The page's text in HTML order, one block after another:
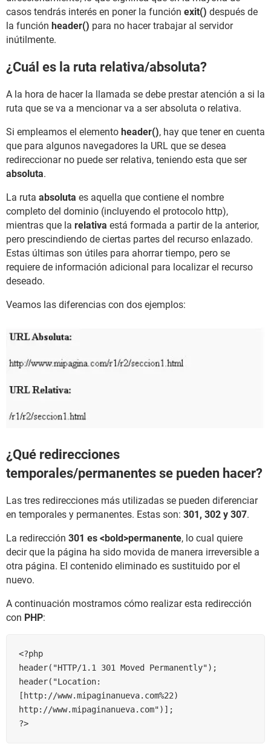
casos tendrás interés en poner la función exit() después de
la función header() para no hacer trabajar al servidor
inútilmente.
¿Cuál es la ruta relativa/absoluta?
A la hora de hacer la llamada se debe prestar atención a si la
ruta que se va a mencionar va a ser absoluta o relativa.
Si empleamos el elemento header(), hay que tener en cuenta
que para algunos navegadores la URL que se desea
redireccionar no puede ser relativa, teniendo esta que ser
absoluta.
La ruta absoluta es aquella que contiene el nombre
completo del dominio (incluyendo el protocolo http),
mientras que la relativa está formada a partir de la anterior,
pero prescindiendo de ciertas partes del recurso enlazado.
Estas últimas son útiles para ahorrar tiempo, pero se
requiere de información adicional para localizar el recurso
deseado.
Veamos las diferencias con dos ejemplos:
¿Qué redirecciones
temporales/permanentes se pueden hacer?
Las tres redirecciones más utilizadas se pueden diferenciar
en temporales y permanentes. Estas son: 301, 302 y 307.
La redirección 301 es <bold>permanente, lo cual quiere
decir que la página ha sido movida de manera irreversible a
otra página. El contenido eliminado es sustituido por el
nuevo.
A continuación mostramos cómo realizar esta redirección
con PHP:
<?php
header("HTTP/1.1 301 Moved Permanently");
header("Location:
[http://www.mipaginanueva.com%22)
http://www.mipaginanueva.com")];